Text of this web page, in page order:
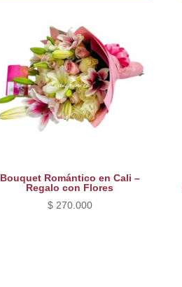
Bouquet Romántico en Cali –
Regalo con Flores
$270.000